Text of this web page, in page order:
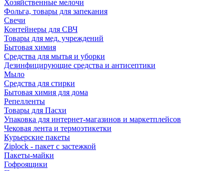
Хозяйственные мелочи
Фольга, товары для запекания
Свечи
Контейнеры для СВЧ
Товары для мед. учреждений
Бытовая химия
Средства для мытья и уборки
Дезинфицирующие средства и антисептики
Мыло
Средства для стирки
Бытовая химия для дома
Репелленты
Товары для Пасхи
Упаковка для интернет-магазинов и маркетплейсов
Чековая лента и термоэтикетки
Курьерские пакеты
Ziplock - пакет с застежкой
Пакеты-майки
Гофроящики